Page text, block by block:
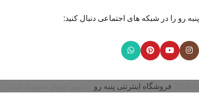
پنبه رو را در شبکه های اجتماعی دنبال کنید:
فروشگاه اینترنتی پنبه رو